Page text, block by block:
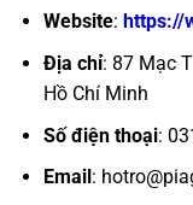
Website: https://
Địa chỉ: 87 Mạc
Hồ Chí Minh
Số điện thoại:
Email :